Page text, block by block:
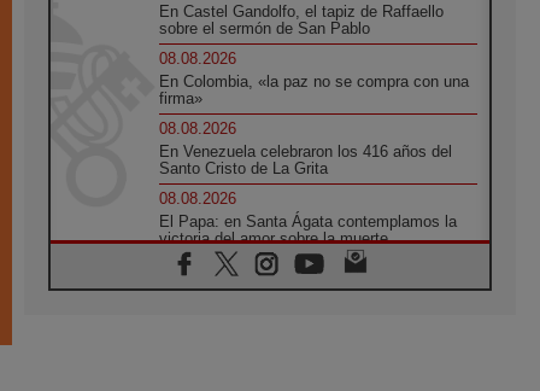
En Castel Gandolfo, el tapiz de Raffaello
sobre el sermón de San Pablo
08.08.2026
En Colombia, «la paz no se compra con una
firma»
08.08.2026
En Venezuela celebraron los 416 años del
Santo Cristo de La Grita
08.08.2026
El Papa: en Santa Ágata contemplamos la
victoria del amor sobre la muerte
08.08.2026
León XIV visitará el Santuario de la Madre